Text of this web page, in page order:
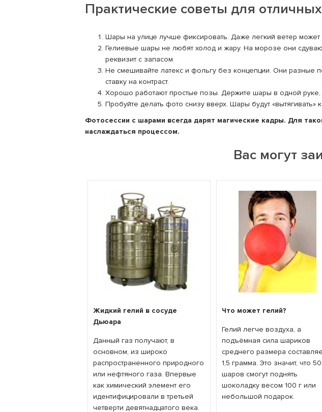
Практические советы для
Шары на улице лучше фиксировать. Даже легкий ветер может
Гелиевые шары не любят холод и жару. На морозе они
реквизит с запасом.
Не смешивайте латекс и фольгу без концепции. Они разные
ставку на контраст.
Хорошо работают простые позы. Держите шары в одной руке,
Пробуйте делать фото снизу вверх. Шары будут
Фотосессии с шарами всегда дарят магические кадры. Для
наслаждаться процессом.
Вас могут
Жидкий гелий в сосуде
Дьюара
Данный газ получают, в
основном, из широко
распространенного природного
или нефтяного газа. Впервые
как химический элемент его
идентифицировали в третьей
четверти девятнадцатого века.
Что может гелий?
Гелий легче воздуха, а
подъёмная сила шариков
среднего размера
1,5 грамма. Это значит, что 50
шаров смогут поднять
шоколадку весом 100 г или
небольшой подарок.